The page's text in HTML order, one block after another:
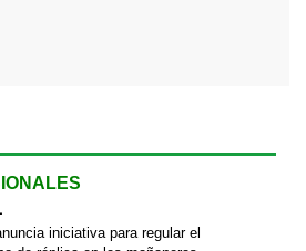
iniciativa para regular el